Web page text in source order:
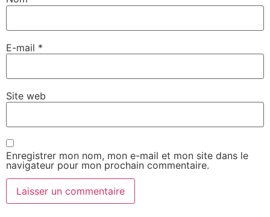
E-mail *
Site web
Enregistrer mon nom, mon e-mail et mon site dans le
navigateur pour mon prochain commentaire.